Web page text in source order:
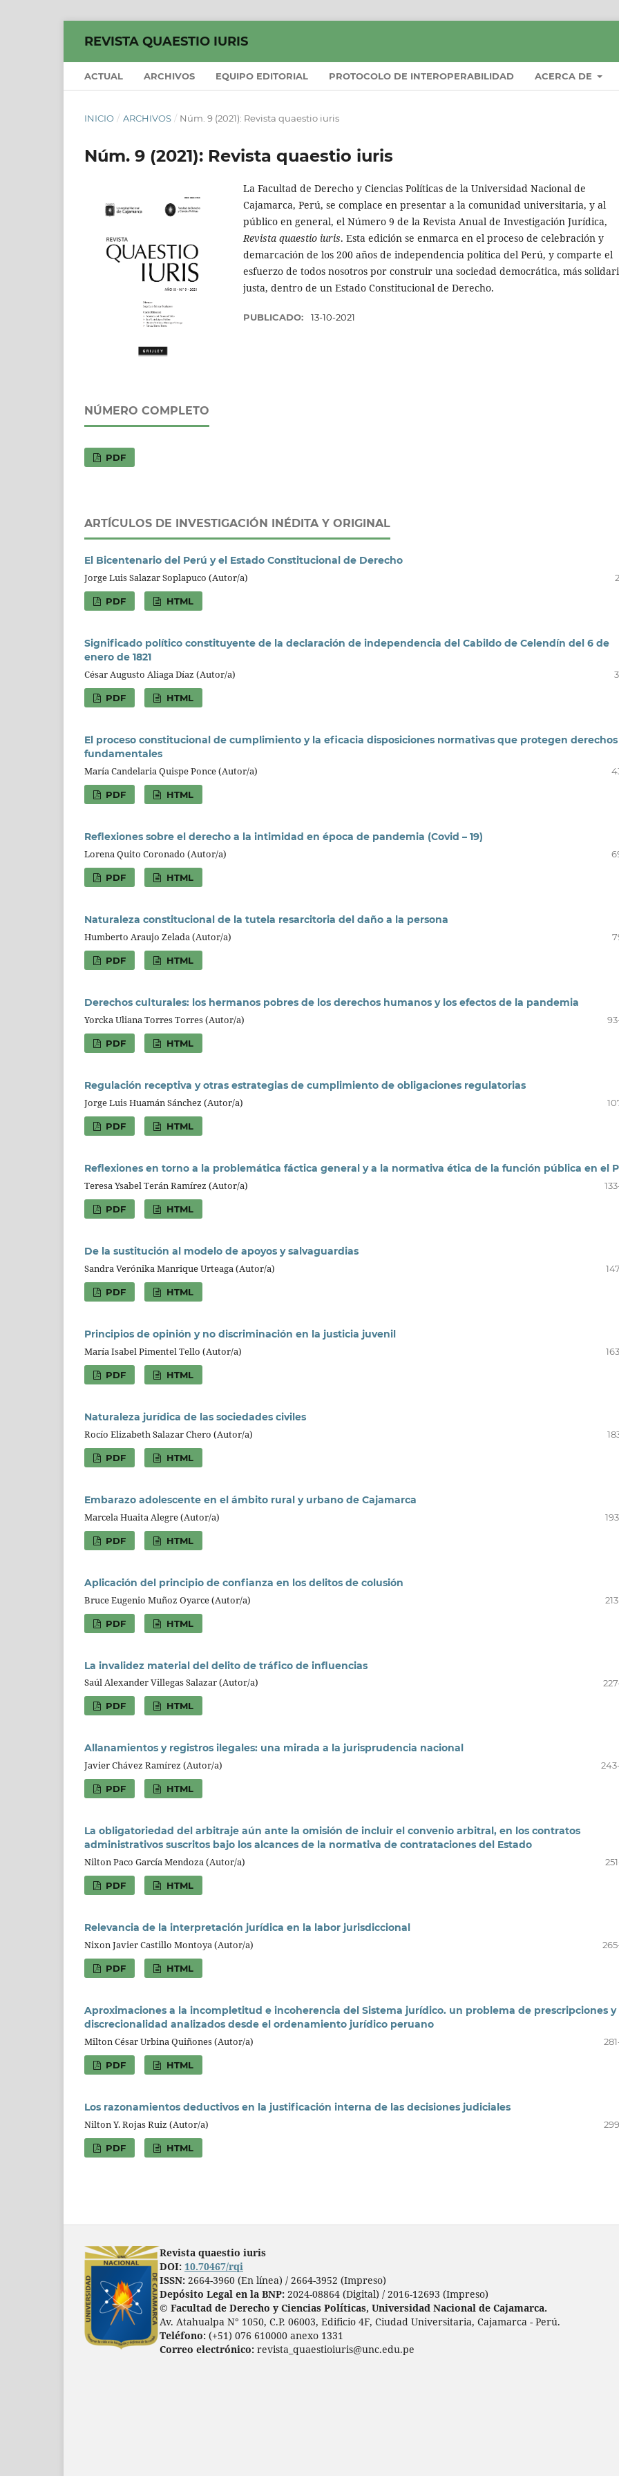
REVISTA QUAESTIO IURIS
ACTUAL ARCHIVOS EQUIPO EDITORIAL PROTOCOLO DE INTEROPERABILIDAD ACERCA DE
INICIO / ARCHIVOS / Núm. 9 (2021): Revista quaestio iuris
Núm. 9 (2021): Revista quaestio iuris
La Facultad de Derecho y Ciencias Políticas de la Universidad Nacional de
Cajamarca, Perú, se complace en presentar a la comunidad universitaria, y al
público en general, el Número 9 de la Revista Anual de Investigación Jurídica,
Revista quaestio iuris. Esta edición se enmarca en el proceso de celebración y
demarcación de los 200 años de independencia política del Perú, y comparte el
esfuerzo de todos nosotros por construir una sociedad democrática, más
justa, dentro de un Estado Constitucional de Derecho.
PUBLICADO: 13-10-2021
NÚMERO COMPLETO
PDF
ARTÍCULOS DE INVESTIGACIÓN INÉDITA Y ORIGINAL
El Bicentenario del Perú y el Estado Constitucional de Derecho
Jorge Luis Salazar Soplapuco (Autor/a)
PDF HTML
Significado político constituyente de la declaración de independencia del Cabildo de Celendín del 6 de
enero de 1821
César Augusto Aliaga Díaz (Autor/a)
PDF HTML
El proceso constitucional de cumplimiento y la eficacia disposiciones normativas que protegen derechos
fundamentales
María Candelaria Quispe Ponce (Autor/a)
PDF HTML
Reflexiones sobre el derecho a la intimidad en época de pandemia (Covid – 19)
Lorena Quito Coronado (Autor/a)
PDF HTML
Naturaleza constitucional de la tutela resarcitoria del daño a la persona
Humberto Araujo Zelada (Autor/a)
PDF HTML
Derechos culturales: los hermanos pobres de los derechos humanos y los efectos de la pandemia
Yorcka Uliana Torres Torres (Autor/a)
PDF HTML
Regulación receptiva y otras estrategias de cumplimiento de obligaciones regulatorias
Jorge Luis Huamán Sánchez (Autor/a)
PDF HTML
Reflexiones en torno a la problemática fáctica general y a la normativa ética de la función pública en el
Teresa Ysabel Terán Ramírez (Autor/a)
PDF HTML
De la sustitución al modelo de apoyos y salvaguardias
Sandra Verónika Manrique Urteaga (Autor/a)
PDF HTML
Principios de opinión y no discriminación en la justicia juvenil
María Isabel Pimentel Tello (Autor/a)
PDF HTML
Naturaleza jurídica de las sociedades civiles
Rocío Elizabeth Salazar Chero (Autor/a)
PDF HTML
Embarazo adolescente en el ámbito rural y urbano de Cajamarca
Marcela Huaita Alegre (Autor/a)
PDF HTML
Aplicación del principio de confianza en los delitos de colusión
Bruce Eugenio Muñoz Oyarce (Autor/a)
PDF HTML
La invalidez material del delito de tráfico de influencias
Saúl Alexander Villegas Salazar (Autor/a)
PDF HTML
Allanamientos y registros ilegales: una mirada a la jurisprudencia nacional
Javier Chávez Ramírez (Autor/a)
PDF HTML
La obligatoriedad del arbitraje aún ante la omisión de incluir el convenio arbitral, en los contratos
administrativos suscritos bajo los alcances de la normativa de contrataciones del Estado
Nilton Paco García Mendoza (Autor/a)
PDF HTML
Relevancia de la interpretación jurídica en la labor jurisdiccional
Nixon Javier Castillo Montoya (Autor/a)
PDF HTML
Aproximaciones a la incompletitud e incoherencia del Sistema jurídico. un problema de prescripciones y
discrecionalidad analizados desde el ordenamiento jurídico peruano
Milton César Urbina Quiñones (Autor/a)
PDF HTML
Los razonamientos deductivos en la justificación interna de las decisiones judiciales
Nilton Y. Rojas Ruiz (Autor/a)
PDF HTML
Revista quaestio iuris
DOI: 10.70467/rqi
ISSN: 2664-3960 (En línea) / 2664-3952 (Impreso)
Depósito Legal en la BNP: 2024-08864 (Digital) / 2016-12693 (Impreso)
© Facultad de Derecho y Ciencias Políticas, Universidad Nacional de Cajamarca.
Av. Atahualpa N° 1050, C.P. 06003, Edificio 4F, Ciudad Universitaria, Cajamarca - Perú.
Teléfono: (+51) 076 610000 anexo 1331
Correo electrónico: revista_quaestioiuris@unc.edu.pe